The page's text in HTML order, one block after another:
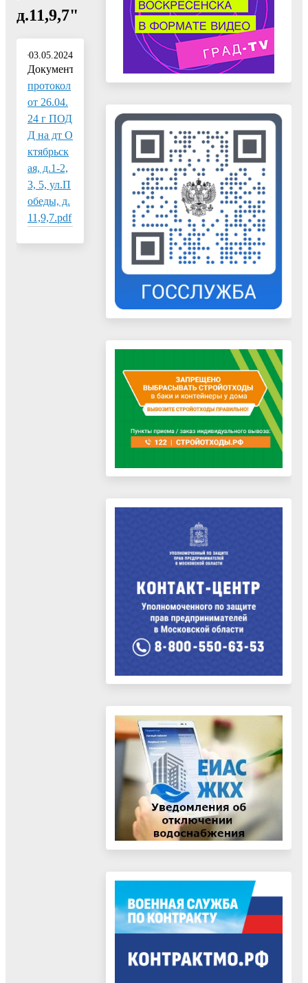
д.11,9,7"
03.05.2024
Документ:
протокол
от 26.04.
24 г ПОД
Д на дт О
ктябрьск
ая, д.1-2,
3, 5, ул.П
обеды, д.
11,9,7.pdf